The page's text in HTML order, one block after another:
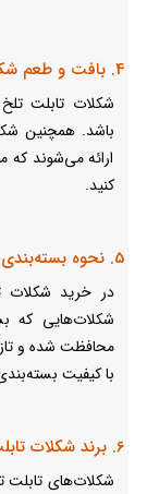
4. بافت و طعم شکلات تابلت تلخ
شکلات تابلت
باشد. همچنین
ارائه می‌شوند که
کنید.
5. نحوه بسته‌بندی
در خرید شکلات
شکلات‌هایی که
محافظت شده و
با کیفیت
6. برند شکلات تابلت تلخ
شکلات‌های تابلت